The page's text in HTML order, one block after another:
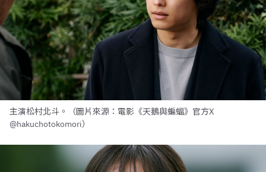
主演松村北斗。（圖片來源：電影《天鵝與蝙蝠》官方X
@hakuchotokomori）